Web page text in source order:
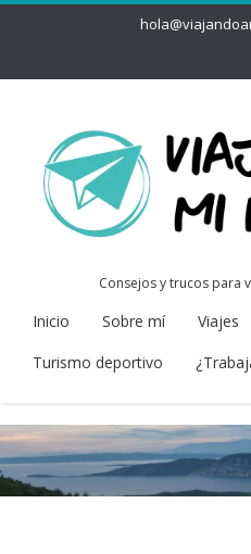
Consejos y trucos para
Inicio Sobre mí Viajes
Turismo deportivo